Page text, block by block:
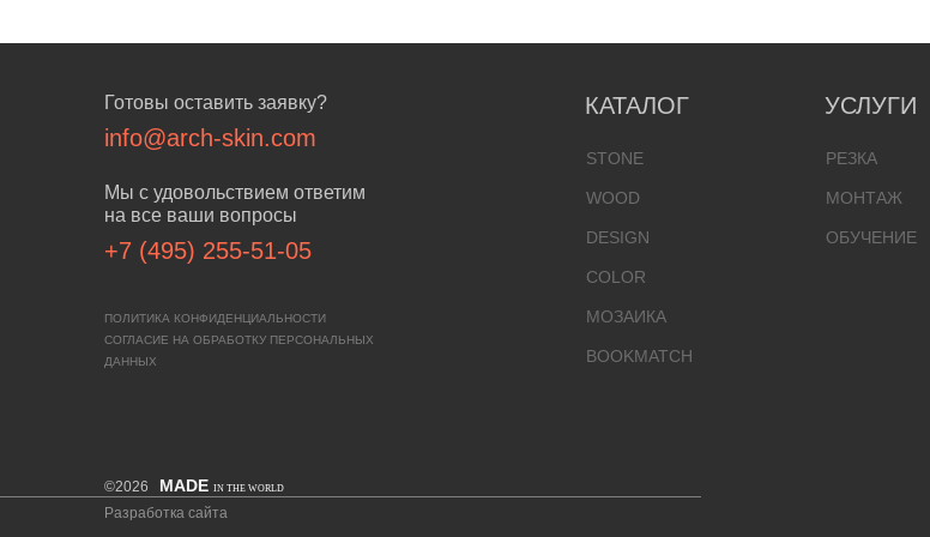
Готовы оставить заявку?
info@arch-skin.com
Мы с удовольствием ответим
на все ваши вопросы
+7 (495) 255-51-05
ПОЛИТИКА КОНФИДЕНЦИАЛЬНОСТИ
СОГЛАСИЕ НА ОБРАБОТКУ ПЕРСОНАЛЬНЫХ
ДАННЫХ
КАТАЛОГ
STONE
WOOD
DESIGN
COLOR
МОЗАИКА
BOOKMATCH
УСЛУГИ
РЕЗКА
МОНТАЖ
ОБУЧЕНИЕ
©2026 MADE IN THE WORLD
Разработка сайта